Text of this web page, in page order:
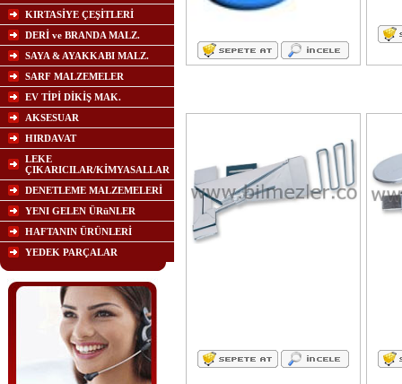
KIRTASİYE ÇEŞİTLERİ
DERİ ve BRANDA MALZ.
SAYA & AYAKKABI MALZ.
SARF MALZEMELER
EV TİPİ DİKİŞ MAK.
AKSESUAR
HIRDAVAT
LEKE
ÇIKARICILAR/KİMYASALLAR
DENETLEME MALZEMELERİ
YENI GELEN ÜRüNLER
HAFTANIN ÜRÜNLERİ
YEDEK PARÇALAR